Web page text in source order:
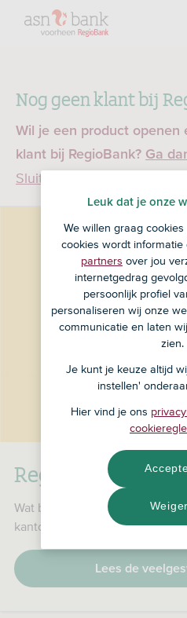
Nog geen klant bij
Wil je een product openen
klant bij RegioBank? Ga
Sluiten
RegioBank is nu
Wat betekent dat voor jou, je
kantoor?
Lees de
Leuk dat je onze
We willen graag
cookies wordt informatie
partners over jou
internetgedrag
persoonlijk profiel
personaliseren wij onze
communicatie en laten
zien.
Je kunt je keuze altijd
instellen'
Hier vind je ons